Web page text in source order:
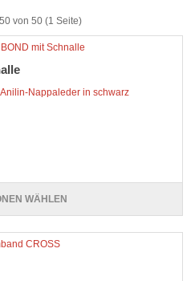
von 50 (1 Seite)
Nappaleder in schwarz
WÄHLEN